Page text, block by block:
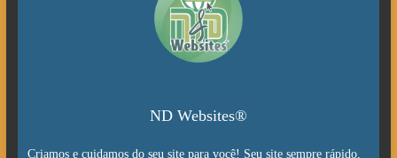
ND Websites®
Criamos e cuidamos do seu site para você! Seu site sempre rápido,